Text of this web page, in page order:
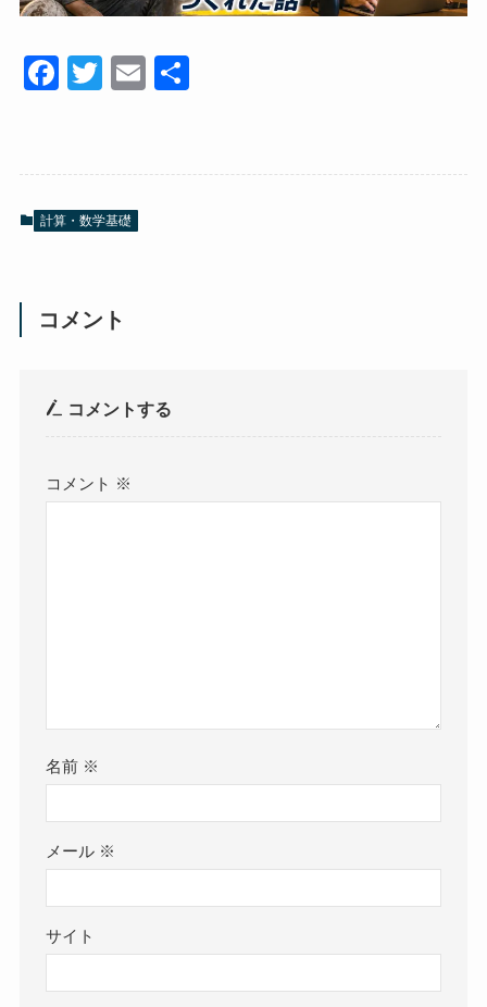
F
e
b
k
T
er
E
計算・数学基礎
コメント
コメントする
コメント ※
名前 ※
メール ※
サイト